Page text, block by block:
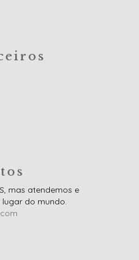
mas atendemos e
do mundo.